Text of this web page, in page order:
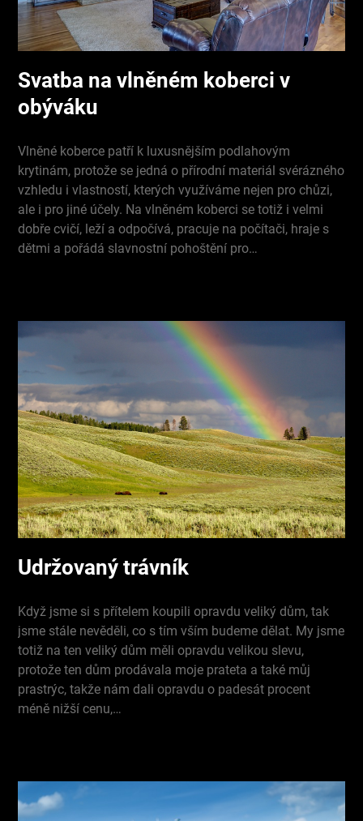
Svatba na vlněném koberci v
obýváku
Vlněné koberce patří k luxusnějším podlahovým
krytinám, protože se jedná o přírodní materiál svérázného
vzhledu i vlastností, kterých využíváme nejen pro chůzi,
ale i pro jiné účely. Na vlněném koberci se totiž i velmi
dobře cvičí, leží a odpočívá, pracuje na počítači, hraje s
dětmi a pořádá slavnostní pohoštění pro…
Udržovaný trávník
Když jsme si s přítelem koupili opravdu veliký dům, tak
jsme stále nevěděli, co s tím vším budeme dělat. My jsme
totiž na ten veliký dům měli opravdu velikou slevu,
protože ten dům prodávala moje prateta a také můj
prastrýc, takže nám dali opravdu o padesát procent
méně nižší cenu,…